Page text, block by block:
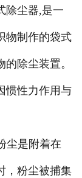
除尘器,是一
物制作的袋式
除尘装置。
惯性力作用与
尘是附着在
，粉尘被捕集